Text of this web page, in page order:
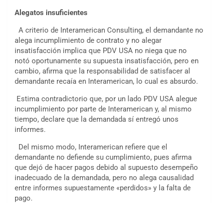
Alegatos insuficientes
A criterio de Interamerican Consulting, el demandante no
alega incumplimiento de contrato y no alegar
insatisfacción implica que PDV USA no niega que no
notó oportunamente su supuesta insatisfacción, pero en
cambio, afirma que la responsabilidad de satisfacer al
demandante recaía en Interamerican, lo cual es absurdo.
Estima contradictorio que, por un lado PDV USA alegue
incumplimiento por parte de Interamerican y, al mismo
tiempo, declare que la demandada sí entregó unos
informes.
Del mismo modo, Interamerican refiere que el
demandante no defiende su cumplimiento, pues afirma
que dejó de hacer pagos debido al supuesto desempeño
inadecuado de la demandada, pero no alega causalidad
entre informes supuestamente «perdidos» y la falta de
pago.